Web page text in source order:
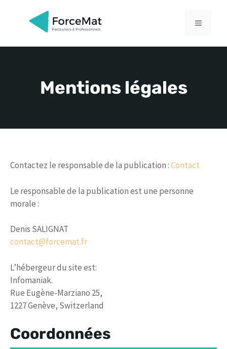
MENU
Mentions légales
Contactez le responsable de la publication :Contact
Le responsable de la publication est une personne
morale :
Denis SALIGNAT
contact@forcemat.fr
L’hébergeur du site est:
Infomaniak.
Rue Eugène-Marziano 25,
1227 Genève, Switzerland
Coordonnées